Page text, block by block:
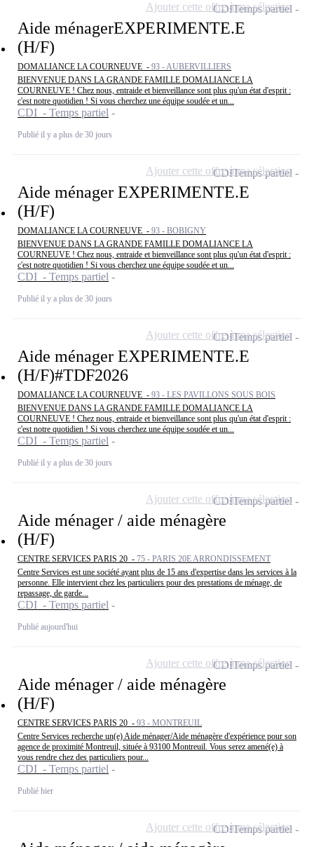
Aide ménagerEXPERIMENTE.E
(H/F)
DOMALIANCE LA COURNEUVE - 93 - AUBERVILLIERS
BIENVENUE DANS LA GRANDE FAMILLE DOMALIANCE LA
COURNEUVE ! Chez nous, entraide et bienveillance sont plus qu'un état d'esprit :
c'est notre quotidien ! Si vous cherchez une équipe soudée et un...
CDI - Temps partiel
Publié il y a plus de 30 jours
CDITemps partiel
Ajouter cette offre à ma sélection
Aide ménager EXPERIMENTE.E
(H/F)
DOMALIANCE LA COURNEUVE - 93 - BOBIGNY
BIENVENUE DANS LA GRANDE FAMILLE DOMALIANCE LA
COURNEUVE ! Chez nous, entraide et bienveillance sont plus qu'un état d'esprit :
c'est notre quotidien ! Si vous cherchez une équipe soudée et un...
CDI - Temps partiel
Publié il y a plus de 30 jours
CDITemps partiel
Ajouter cette offre à ma sélection
Aide ménager EXPERIMENTE.E
(H/F)#TDF2026
DOMALIANCE LA COURNEUVE - 93 - LES PAVILLONS SOUS BOIS
BIENVENUE DANS LA GRANDE FAMILLE DOMALIANCE LA
COURNEUVE ! Chez nous, entraide et bienveillance sont plus qu'un état d'esprit :
c'est notre quotidien ! Si vous cherchez une équipe soudée et un...
CDI - Temps partiel
Publié il y a plus de 30 jours
CDITemps partiel
Ajouter cette offre à ma sélection
Aide ménager / aide ménagère
(H/F)
CENTRE SERVICES PARIS 20 - 75 - PARIS 20E ARRONDISSEMENT
Centre Services est une société ayant plus de 15 ans d'expertise dans les services à la
personne. Elle intervient chez les particuliers pour des prestations de ménage, de
repassage, de garde...
CDI - Temps partiel
Publié aujourd'hui
CDITemps partiel
Ajouter cette offre à ma sélection
Aide ménager / aide ménagère
(H/F)
CENTRE SERVICES PARIS 20 - 93 - MONTREUIL
Centre Services recherche un(e) Aide ménager/Aide ménagère d'expérience pour son
agence de proximité Montreuil, située à 93100 Montreuil. Vous serez amené(e) à
vous rendre chez des particuliers pour...
CDI - Temps partiel
Publié hier
CDITemps partiel
Ajouter cette offre à ma sélection
CDITemps partiel
Ajouter cette offre à ma sélection